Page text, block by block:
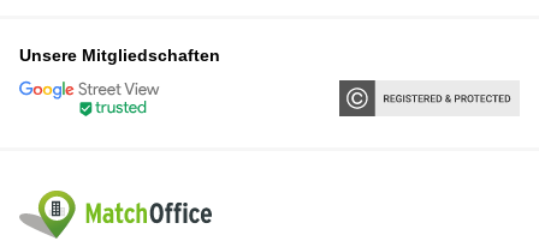
Unsere Mitgliedschaften